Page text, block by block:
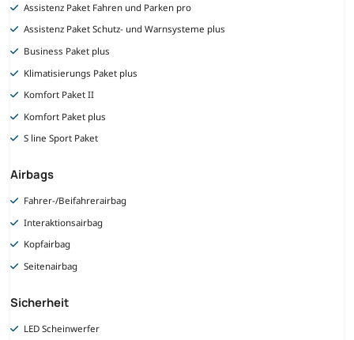
Assistenz Paket Fahren und Parken pro
Assistenz Paket Schutz- und Warnsysteme plus
Business Paket plus
Klimatisierungs Paket plus
Komfort Paket II
Komfort Paket plus
S line Sport Paket
Airbags
Fahrer-/Beifahrerairbag
Interaktionsairbag
Kopfairbag
Seitenairbag
Sicherheit
LED Scheinwerfer